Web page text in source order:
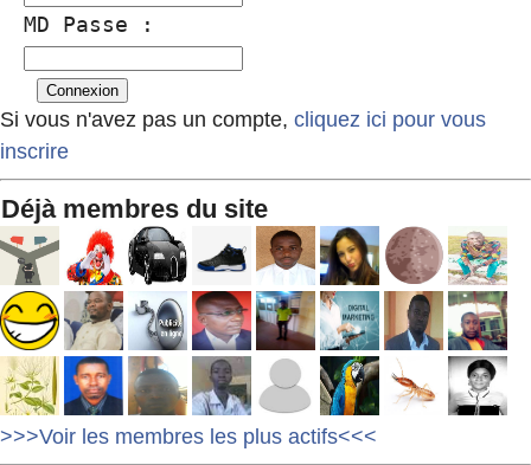
MD Passe :
Si vous n'avez pas un compte, cliquez ici pour vous
inscrire
Déjà membres du site
>>>Voir les membres les plus actifs<<<